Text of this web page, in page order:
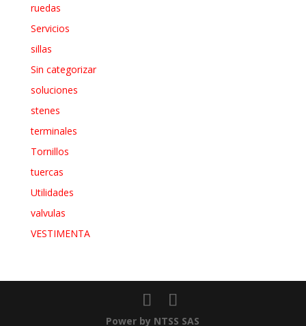
ruedas
Servicios
sillas
Sin categorizar
soluciones
stenes
terminales
Tornillos
tuercas
Utilidades
valvulas
VESTIMENTA
Power by NTSS SAS